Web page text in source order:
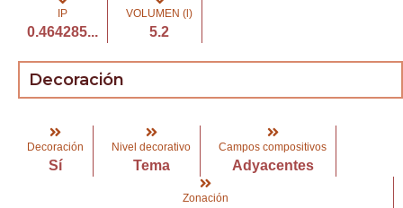
IP
0.464285...
VOLUMEN (l)
5.2
Decoración
Decoración
Sí
Nivel decorativo
Tema
Campos compositivos
Adyacentes
Zonación